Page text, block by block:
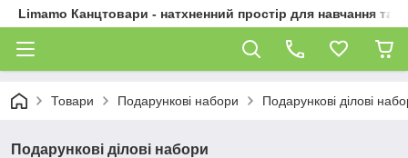
Limamo Канцтовари - натхненний простір для навчання та
Товари Подарункові набори Подарункові ділові
Подарункові ділові набори